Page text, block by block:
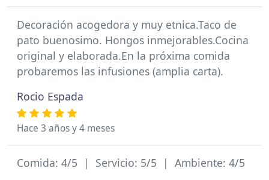
Decoración acogedora y muy etnica.Taco de
pato buenosimo. Hongos inmejorables.Cocina
original y elaborada.En la próxima comida
probaremos las infusiones (amplia carta).
Rocio Espada
Hace 3 años y 4 meses
Comida: 4/5 | Servicio: 5/5 | Ambiente: 4/5